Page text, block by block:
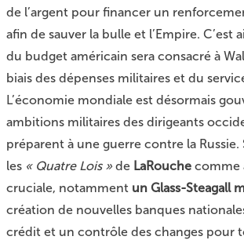
de l’argent pour financer un
afin de sauver la bulle et l’Empire. C’est
du budget américain sera consacré à
biais des dépenses militaires et du
L’économie mondiale est désormais
ambitions militaires des dirigeants
préparent à une guerre contre la Russie.
les « Quatre Lois »de LaRouche comme
cruciale, notamment un Glass-Steagall
création de nouvelles banques
crédit et un contrôle des changes pour